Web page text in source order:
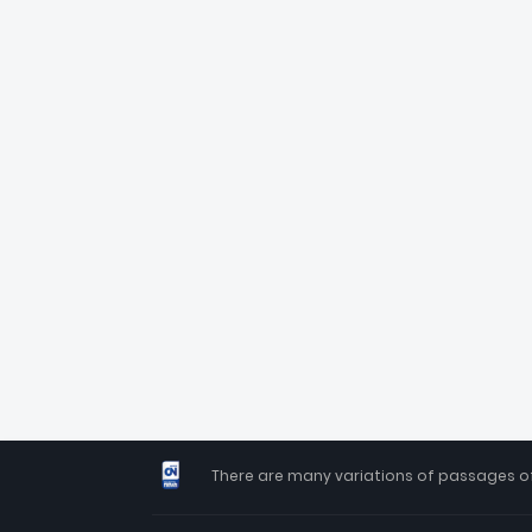
There are many variations of passages